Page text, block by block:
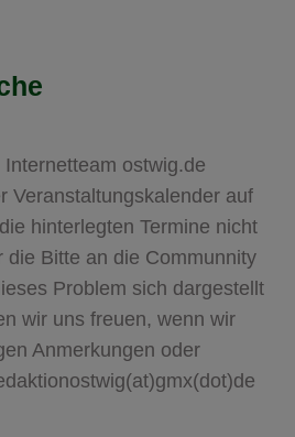
ostwig.de
Veranstaltungskalender auf
hinterlegten Termine nicht
die Bitte an die Communnity
Problem sich dargestellt
wir uns freuen, wenn wir
Anmerkungen oder